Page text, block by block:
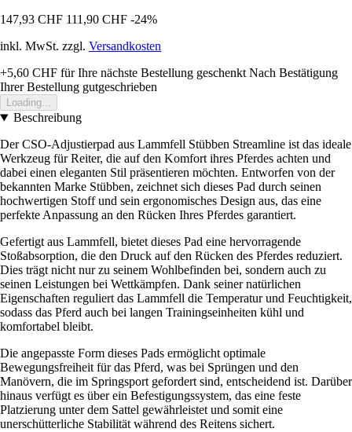
147,93 CHF 111,90 CHF -24%
inkl. MwSt. zzgl. Versandkosten
+5,60 CHF für Ihre nächste Bestellung geschenkt Nach Bestätigung
Ihrer Bestellung gutgeschrieben
Loading...
Beschreibung
Der CSO-Adjustierpad aus Lammfell Stübben Streamline ist das ideale
Werkzeug für Reiter, die auf den Komfort ihres Pferdes achten und
dabei einen eleganten Stil präsentieren möchten. Entworfen von der
bekannten Marke Stübben, zeichnet sich dieses Pad durch seinen
hochwertigen Stoff und sein ergonomisches Design aus, das eine
perfekte Anpassung an den Rücken Ihres Pferdes garantiert.
Gefertigt aus Lammfell, bietet dieses Pad eine hervorragende
Stoßabsorption, die den Druck auf den Rücken des Pferdes reduziert.
Dies trägt nicht nur zu seinem Wohlbefinden bei, sondern auch zu
seinen Leistungen bei Wettkämpfen. Dank seiner natürlichen
Eigenschaften reguliert das Lammfell die Temperatur und Feuchtigkeit,
sodass das Pferd auch bei langen Trainingseinheiten kühl und
komfortabel bleibt.
Die angepasste Form dieses Pads ermöglicht optimale
Bewegungsfreiheit für das Pferd, was bei Sprüngen und den
Manövern, die im Springsport gefordert sind, entscheidend ist. Darüber
hinaus verfügt es über ein Befestigungssystem, das eine feste
Platzierung unter dem Sattel gewährleistet und somit eine
unerschütterliche Stabilität während des Reitens sichert.